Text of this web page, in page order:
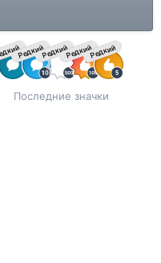
РедкийРедкийРедкийРедкий
Последние значки